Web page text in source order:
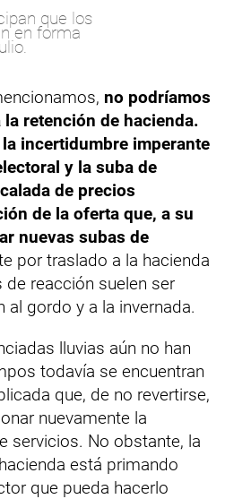
que los
en forma
no podríamos
retención de hacienda.
incertidumbre imperante
y la suba de
de precios
de la oferta que, a su
nuevas subas de
por traslado a la hacienda
reacción suelen ser
al gordo y a la invernada.
lluvias aún no han
todavía se encuentran
que, de no revertirse,
nuevamente la
servicios. No obstante, la
está primando
que pueda hacerlo